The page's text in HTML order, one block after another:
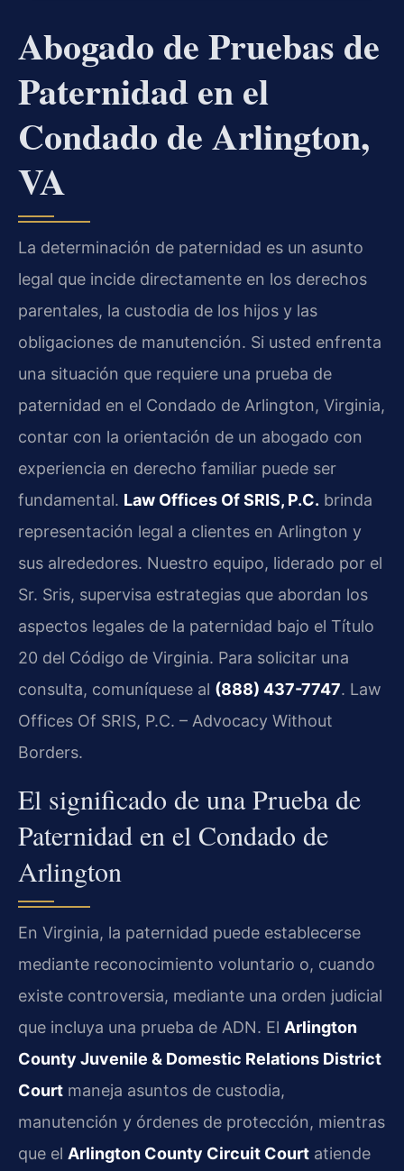
Abogado de Pruebas de
Paternidad en el
Condado de Arlington,
VA
La determinación de paternidad es un asunto
legal que incide directamente en los derechos
parentales, la custodia de los hijos y las
obligaciones de manutención. Si usted enfrenta
una situación que requiere una prueba de
paternidad en el Condado de Arlington, Virginia,
contar con la orientación de un abogado con
experiencia en derecho familiar puede ser
fundamental. Law Offices Of SRIS, P.C. brinda
representación legal a clientes en Arlington y
sus alrededores. Nuestro equipo, liderado por el
Sr. Sris, supervisa estrategias que abordan los
aspectos legales de la paternidad bajo el Título
20 del Código de Virginia. Para solicitar una
consulta, comuníquese al (888) 437-7747. Law
Offices Of SRIS, P.C. – Advocacy Without
Borders.
El significado de una Prueba de
Paternidad en el Condado de
Arlington
En Virginia, la paternidad puede establecerse
mediante reconocimiento voluntario o, cuando
existe controversia, mediante una orden judicial
que incluya una prueba de ADN. El Arlington
County Juvenile & Domestic Relations District
Court maneja asuntos de custodia,
manutención y órdenes de protección, mientras
que el Arlington County Circuit Court atiende